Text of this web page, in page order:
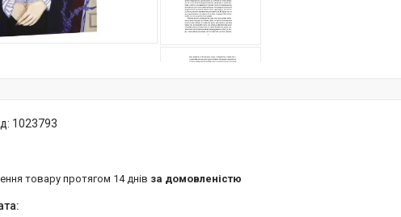
1023793
товару протягом 14 днів за домовленістю